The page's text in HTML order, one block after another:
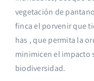
vegetación de
finca el porvenir que
has , que permita la
minimicen el impacto
biodiversidad.